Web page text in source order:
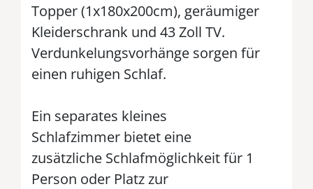
Topper (1x180x200cm), geräumiger
Kleiderschrank und 43 Zoll TV.
Verdunkelungsvorhänge sorgen für
einen ruhigen Schlaf.
Ein separates kleines
Schlafzimmer bietet eine
zusätzliche Schlafmöglichkeit für 1
Person oder Platz zur